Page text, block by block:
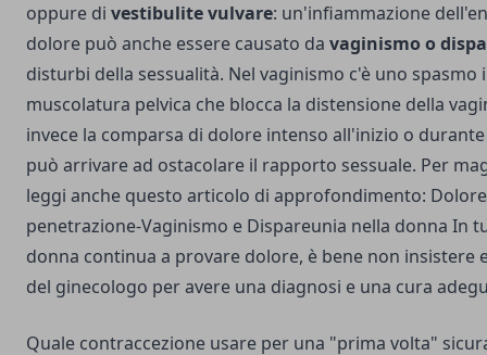
oppure di vestibulite vulvare: un'infiammazione
dolore può anche essere causato da vaginismo o
disturbi della sessualità. Nel vaginismo c'è uno
muscolatura pelvica che blocca la distensione della
invece la comparsa di dolore intenso all'inizio o
può arrivare ad ostacolare il rapporto sessuale. Per
leggi anche questo articolo di approfondimento:
penetrazione-Vaginismo e Dispareunia nella donna In
donna continua a provare dolore, è bene non insistere
del ginecologo per avere una diagnosi e una cura
Quale contraccezione usare per una "prima volta"